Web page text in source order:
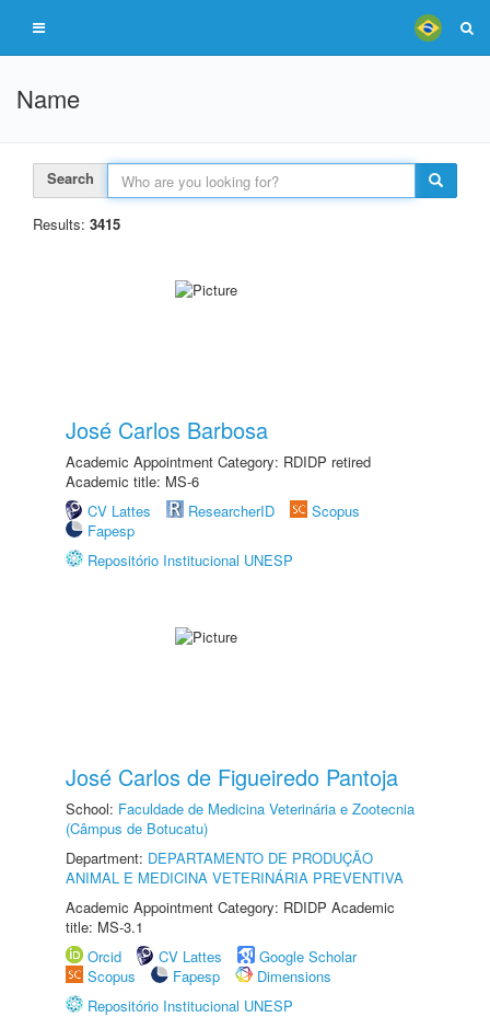
Name
Search
Results: 3415
José Carlos Barbosa
Academic Appointment Category: RDIDP retired
Academic title: MS-6
CV Lattes
ResearcherID
Scopus
Fapesp
Repositório Institucional UNESP
José Carlos de Figueiredo Pantoja
School: Faculdade de Medicina Veterinária e Zootecnia
(Câmpus de Botucatu)
Department: DEPARTAMENTO DE PRODUÇÃO
ANIMAL E MEDICINA VETERINÁRIA PREVENTIVA
Academic Appointment Category: RDIDP Academic
title: MS-3.1
Orcid
CV Lattes
Google Scholar
Scopus
Fapesp
Dimensions
Repositório Institucional UNESP